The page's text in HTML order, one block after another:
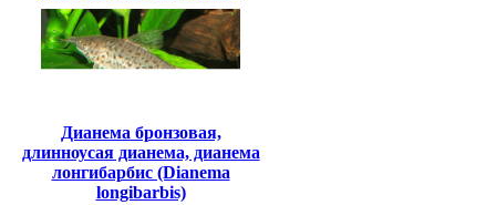
Дианема бронзовая,
длинноусая дианема, дианема
лонгибарбис (Dianema
longibarbis)